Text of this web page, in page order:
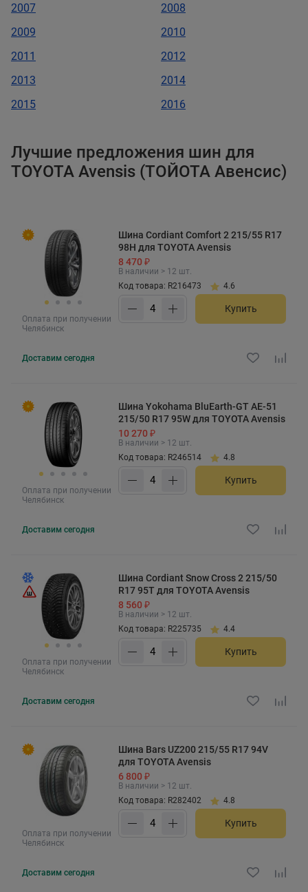
2007
2008
2009
2010
2011
2012
2013
2014
2015
2016
Лучшие предложения шин для
TOYOTA Avensis (ТОЙОТА Авенсис)
Оплата при получении
Челябинск
Шина Cordiant Comfort 2 215/55 R17
98H для TOYOTA Avensis
8 470 ₽
В наличии > 12 шт.
Код товара: R216473
4.6
Купить
Доставим сегодня
Оплата при получении
Челябинск
Шина Yokohama BluEarth-GT AE-51
215/50 R17 95W для TOYOTA Avensis
10 270 ₽
В наличии > 12 шт.
Код товара: R246514
4.8
Купить
Доставим сегодня
Оплата при получении
Челябинск
Шина Cordiant Snow Cross 2 215/50
R17 95T для TOYOTA Avensis
8 560 ₽
В наличии > 12 шт.
Код товара: R225735
4.4
Купить
Доставим сегодня
Оплата при получении
Челябинск
Шина Bars UZ200 215/55 R17 94V
для TOYOTA Avensis
6 800 ₽
В наличии > 12 шт.
Код товара: R282402
4.8
Купить
Доставим сегодня